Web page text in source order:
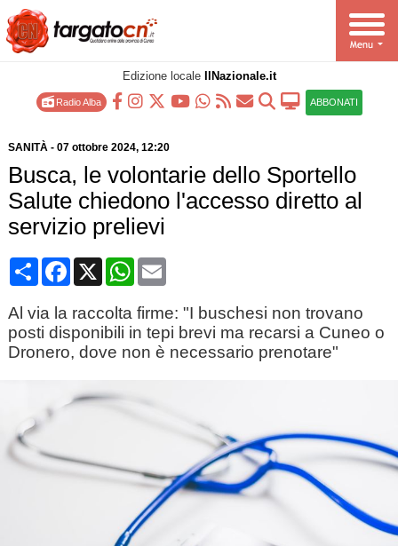
Edizione locale IlNazionale.it
Radio Alba ABBONATI
SANITÀ- 07 ottobre 2024, 12:20
Busca, le volontarie dello Sportello
Salute chiedono l'accesso diretto al
servizio prelievi
CondividiFacebook
X WhatsApp
Email
Al via la raccolta firme: "I buschesi non trovano
posti disponibili in tepi brevi ma recarsi a Cuneo o
Dronero, dove non è necessario prenotare"